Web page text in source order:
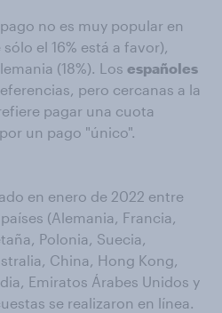
no es muy popular en
el 16% está a favor),
(18%). Los españoles
pero cercanas a la
pagar una cuota
un pago "único".
en enero de 2022 entre
(Alemania, Francia,
Polonia, Suecia,
China, Hong Kong,
Emiratos Árabes Unidos y
se realizaron en línea.